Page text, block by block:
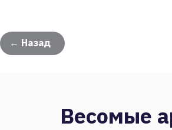
← Назад
Весомые